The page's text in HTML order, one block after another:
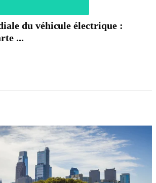
du véhicule électrique :
...